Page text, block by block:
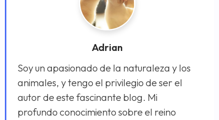
Adrian
Soy un apasionado de la naturaleza y los
animales, y tengo el privilegio de ser el
autor de este fascinante blog. Mi
profundo conocimiento sobre el reino